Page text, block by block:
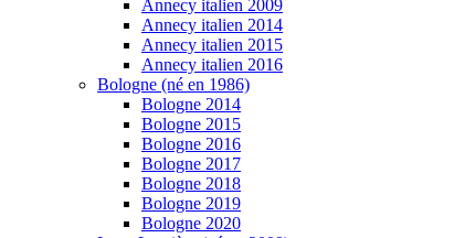
Annecy italien 2009
Annecy italien 2014
Annecy italien 2015
Annecy italien 2016
Bologne (né en 1986)
Bologne 2014
Bologne 2015
Bologne 2016
Bologne 2017
Bologne 2018
Bologne 2019
Bologne 2020